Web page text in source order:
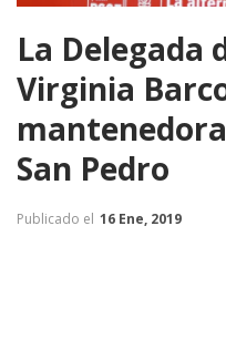
La Delegada
Virginia
San Pedro
Publicado el 16 Ene, 2019